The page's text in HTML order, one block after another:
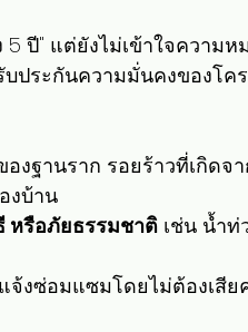
ปี" แต่ยังไม่เข้าใจความ
ประกันความมั่นคงของโค
งฐานราก รอยร้าวที่เกิดจ
งบ้าน
หรือภัยธรรมชาติ เช่น น้ำ
งซ่อมแซมโดยไม่ต้องเสีย